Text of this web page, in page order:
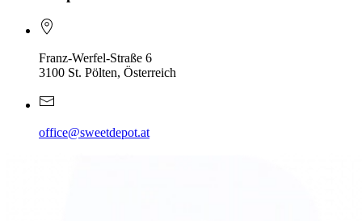
Franz-Werfel-Straße 6
3100 St. Pölten, Österreich
office@sweetdepot.at